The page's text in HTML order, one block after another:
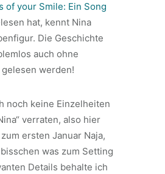
of your Smile: Ein Song
hat, kennt Nina
Die Geschichte
auch ohne
werden!
noch keine Einzelheiten
verraten, also hier
ersten Januar Naja,
was zum Setting
Details behalte ich